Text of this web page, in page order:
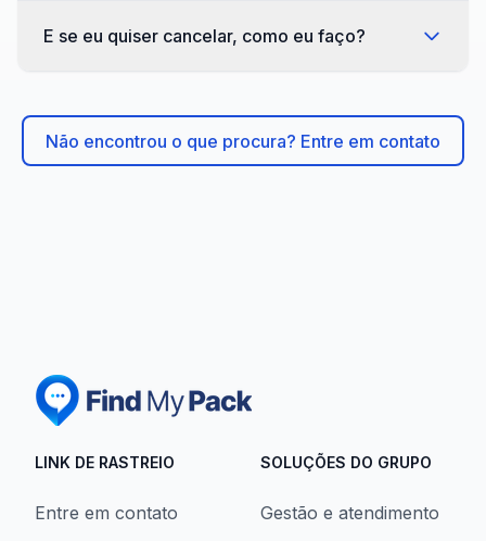
E se eu quiser cancelar, como eu faço?
Não encontrou o que procura? Entre em contato
LINK DE RASTREIO
Entre em contato
SOLUÇÕES DO GRUPO
Gestão e atendimento